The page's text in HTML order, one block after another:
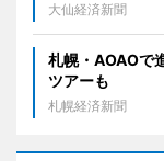
大仙経済新聞
札幌・AOAOで
ツアーも
札幌経済新聞